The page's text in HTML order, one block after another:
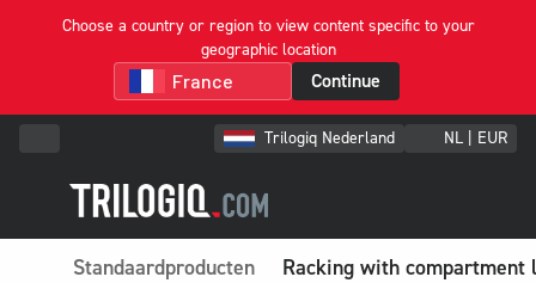
Choose a country or region to view content specific to your
geographic location
Continue
Trilogiq Nederland NL | EUR
Standaardproducten Racking with compartment